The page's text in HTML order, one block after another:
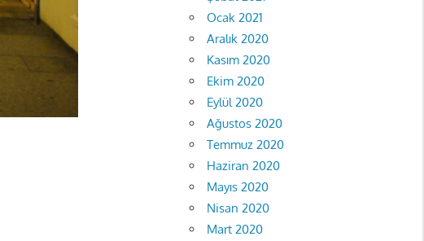
Ocak 2021
Aralık 2020
Kasım 2020
Ekim 2020
Eylül 2020
Ağustos 2020
Temmuz 2020
Haziran 2020
Mayıs 2020
Nisan 2020
Mart 2020